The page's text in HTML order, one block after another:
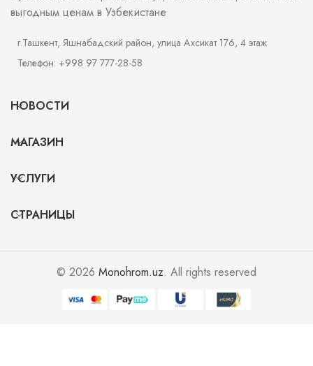
выгодным ценам в Узбекистане
г.Ташкент, Яшнабадский район, улица Ахсикат 176, 4 этаж
Телефон: +998 97 777-28-58
НОВОСТИ
МАГАЗИН
УСЛУГИ
СТРАНИЦЫ
© 2026 Monohrom.uz. All rights reserved